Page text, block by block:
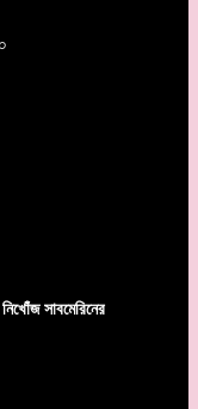
সাবমেরিনের